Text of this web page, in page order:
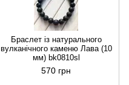
Браслет із натурального
вулканічного каменю Лава (10
мм) bk0810sl
570 грн